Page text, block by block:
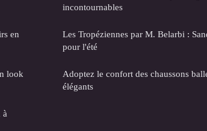
en
look
à
incontournables
Les Tropéziennes par M. Belarbi :
pour l'été
Adoptez le confort des chaussons
élégants